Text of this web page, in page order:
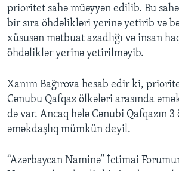
prioritet sahə müəyyən edilib. Bu
bir sıra öhdəlikləri yerinə yetirib və
xüsusən mətbuat azadlığı və insan
öhdəliklər yerinə yetirilməyib.
Xanım Bağırova hesab edir ki,
Cənubu Qafqaz ölkələri arasında
də var. Ancaq hələ Cənubi Qafqazın 3
əməkdaşlıq mümkün deyil.
“Azərbaycan Naminə” İctimai